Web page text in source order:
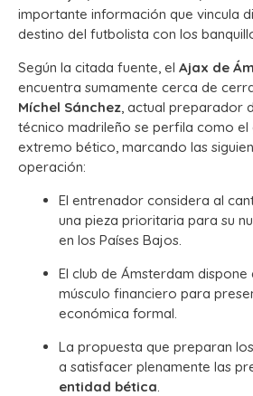
importante información que vincula
destino del futbolista con los
Según la citada fuente, el Ajax de
encuentra sumamente cerca de
Míchel Sánchez, actual preparador
técnico madrileño se perfila como
extremo bético, marcando las
operación:
El entrenador considera al
una pieza prioritaria para su
en los Países Bajos.
El club de Ámsterdam
músculo financiero para
económica formal.
La propuesta que preparan
a satisfacer plenamente las
entidad bética.